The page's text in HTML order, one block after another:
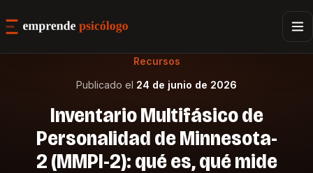
Recursos
Publicado el 24 de junio de 2026
Inventario Multifásico de
Personalidad de Minnesota-
2 (MMPI-2): qué es, qué mide